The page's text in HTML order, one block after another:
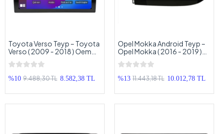
Toyota Verso Teyp – Toyota
Verso ( 2009 - 2018 ) Oem
Android Multimedya –
Toyota Verso Android
Double Teyp
%10 9.488,30 TL 8.582,38 TL
Opel Mokka Android Teyp –
Opel Mokka ( 2016 - 2019 )
Oem Android Multimedya –
Opel Mokka Android Double
Teyp
%13 11.443,18 TL 10.012,78 TL